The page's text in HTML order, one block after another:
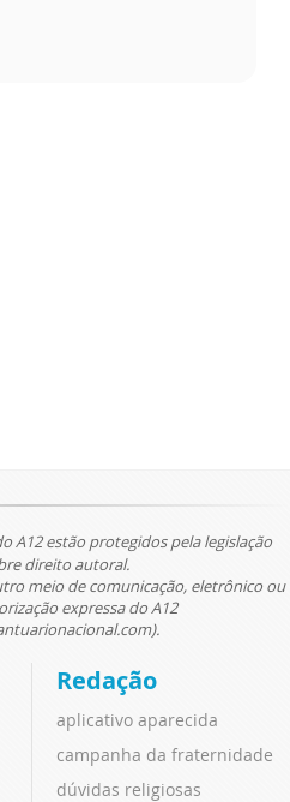
A12 estão protegidos pela legislação
direito autoral.
meio de comunicação, eletrônico ou
expressa do A12
Redação
aplicativo aparecida
campanha da fraternidade
dúvidas religiosas